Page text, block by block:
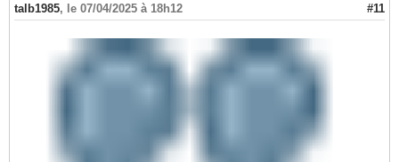
talb1985, le 07/04/2025 à 18h12 #11